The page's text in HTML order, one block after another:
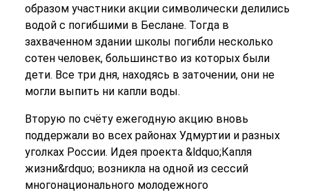
образом участники акции символически делились
водой с погибшими в Беслане. Тогда в
захваченном здании школы погибли несколько
сотен человек, большинство из которых были
дети. Все три дня, находясь в заточении, они не
могли выпить ни капли воды.
Вторую по счёту ежегодную акцию вновь
поддержали во всех районах Удмуртии и разных
уголках России. Идея проекта &ldquo;Капля
жизни&rdquo; возникла на одной из сессий
многонационального молодежного